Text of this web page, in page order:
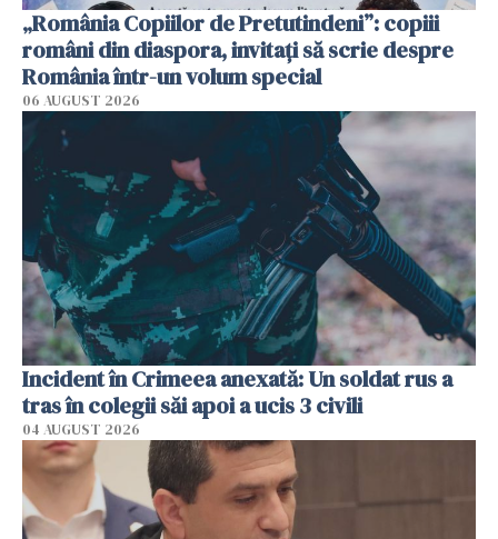
„România Copiilor de Pretutindeni”: copiii
români din diaspora, invitați să scrie despre
România într-un volum special
06 AUGUST 2026
Incident în Crimeea anexată: Un soldat rus a
tras în colegii săi apoi a ucis 3 civili
04 AUGUST 2026